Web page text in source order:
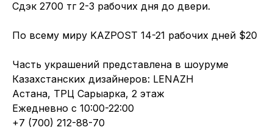
Сдэк 2700 тг 2-3 рабочих дня до двери.
По всему миру KAZPOST 14-21 рабочих дней $20
Часть украшений представлена в шоуруме
Казахстанских дизайнеров: LENAZH
Астана, ТРЦ Сарыарка, 2 этаж
Ежедневно с 10:00-22:00
+7 (700) 212-88-70